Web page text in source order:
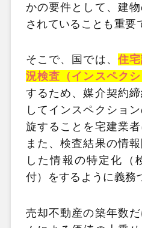
かの要件として、建
されていることも重要
そこで、国では、 住
況検査（インスペク
するため、媒介契約
してインスペクショ
旋することを宅建業者
また、検査結果の情
した情報の特定化（
付）をするように義務
売却不動産の築年数